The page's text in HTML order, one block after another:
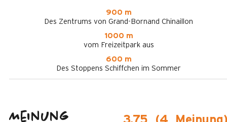
900 m
Des Zentrums von Grand-Bornand Chinaillon
1000 m
vom Freizeitpark aus
600 m
Des Stoppens Schiffchen im Sommer
Meinung